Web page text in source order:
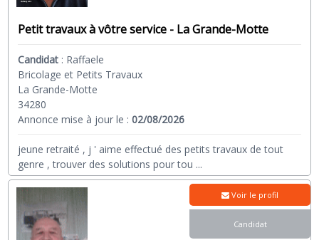
Petit travaux à vôtre service - La Grande-Motte
Candidat : Raffaele
Bricolage et Petits Travaux
La Grande-Motte
34280
Annonce mise à jour le :02/08/2026
jeune retraité , j ' aime effectué des petits travaux de tout
genre , trouver des solutions pour tou ...
Voir le profil
Candidat